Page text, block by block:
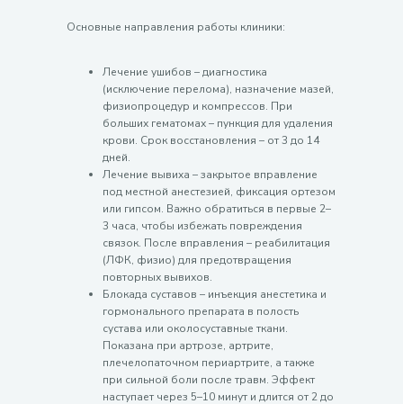
Основные направления работы клиники:
Лечение ушибов – диагностика
(исключение перелома), назначение мазей,
физиопроцедур и компрессов. При
больших гематомах – пункция для удаления
крови. Срок восстановления – от 3 до 14
дней.
Лечение вывиха – закрытое вправление
под местной анестезией, фиксация ортезом
или гипсом. Важно обратиться в первые 2–
3 часа, чтобы избежать повреждения
связок. После вправления – реабилитация
(ЛФК, физио) для предотвращения
повторных вывихов.
Блокада суставов – инъекция анестетика и
гормонального препарата в полость
сустава или околосуставные ткани.
Показана при артрозе, артрите,
плечелопаточном периартрите, а также
при сильной боли после травм. Эффект
наступает через 5–10 минут и длится от 2 до